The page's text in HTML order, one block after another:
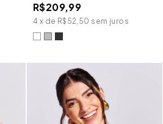
R$209,99
4 x de R$52,50 sem juros